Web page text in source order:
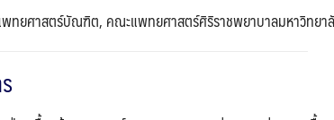
ทยศาสตร์บัณฑิต, คณะแพทยศาสตร์ศิริราชพยาบาลมหาวิทยา